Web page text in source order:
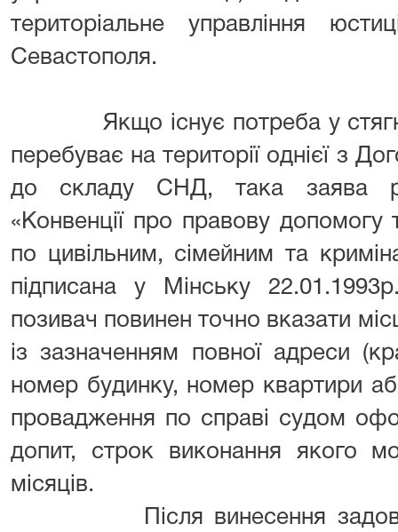
територіальне управління
Севастополя.
Якщо існує потреба у
перебуває на території однієї з
до складу СНД, така заява
«Конвенції про правову допомогу
по цивільним, сімейним та
підписана у Мінську
позивач повинен точно вказати
із зазначенням повної адреси
номер будинку, номер квартири
провадження по справі судом
допит, строк виконання якого
місяців.
Після винесення